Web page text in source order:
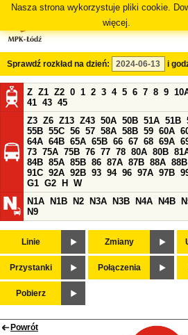
Nasza strona wykorzystuje pliki cookie.
więcej.
Sprawdź rozkład na dzień: i
Z Z1 Z2 0 1 2 3 4 5 6 7 8 9
41 43 45
Z3 Z6 Z13 Z43 50A 50B 51A 51B
55B 55C 56 57 58A 58B 59 60A
64A 64B 65A 65B 66 67 68 69A
73 75A 75B 76 77 78 80A 80B
84B 85A 85B 86 87A 87B 88A 88B
91C 92A 92B 93 94 96 97A 97B
G1 G2 H
W
N1A
N1B N2 N3A N3B N4A N4B
N9
Linie Zmiany
Przystanki Połączenia
Pobierz
Powrót